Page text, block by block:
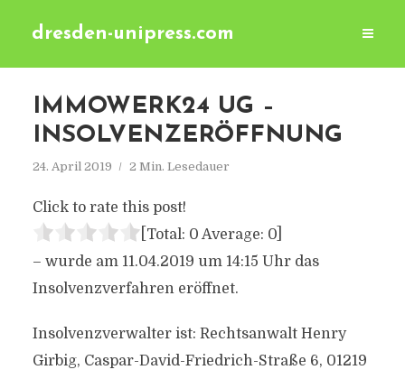
dresden-unipress.com
IMMOWERK24 UG –
INSOLVENZERÖFFNUNG
24. April 2019 2 Min. Lesedauer
Click to rate this post!
[Total: 0 Average: 0]
– wurde am 11.04.2019 um 14:15 Uhr das
Insolvenzverfahren eröffnet.
Insolvenzverwalter ist: Rechtsanwalt Henry
Girbig, Caspar-David-Friedrich-Straße 6, 01219